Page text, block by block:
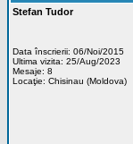
Stefan Tudor
Data înscrierii: 06/Noi/2015
Ultima vizita: 25/Aug/2023
Mesaje: 8
Locaţie: Chisinau (Moldova)